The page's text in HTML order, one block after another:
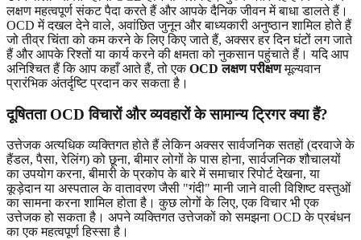
लक्षण महत्वपूर्ण संकट पैदा करते हैं और आपके दैनिक जीवन में बाधा डालते हैं।
OCD में दखल देने वाले, अवांछित जुनून और बाध्यकारी अनुष्ठान शामिल होते हैं
जो तीव्र चिंता को कम करने के लिए किए जाते हैं, अक्सर हर दिन घंटों लग जाते
हैं और आपके रिश्तों या कार्य करने की क्षमता को नुकसान पहुंचाते हैं। यदि आप
अनिश्चित हैं कि आप कहाँ आते हैं, तो एकOCD लक्षण परीक्षणमूल्यवान
प्रारंभिक अंतर्दृष्टि प्रदान कर सकता है।
दूषितता OCD विचारों और व्यवहारों के सामान्य ट्रिगर क्या हैं?
उत्तेजक अत्यधिक व्यक्तिगत होते हैं लेकिन अक्सर सार्वजनिक सतहों (दरवाजे के
हैंडल, पैसा, रेलिंग) को छूना, बीमार लोगों के पास होना, सार्वजनिक शौचालयों
का उपयोग करना, बीमारी के प्रकोप के बारे में समाचार रिपोर्ट देखना, या
कूड़ेदान या अस्पताल के वातावरण जैसी "गंदी" मानी जाने वाली विशिष्ट वस्तुओं
का सामना करना शामिल होता है। कुछ लोगों के लिए, एक विचार भी एक
उत्तेजक हो सकता है। अपने व्यक्तिगत उत्तेजकों को समझना OCD के प्रबंधन
का एक महत्वपूर्ण हिस्सा है।